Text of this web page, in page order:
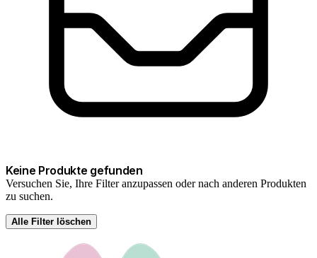
Keine Produkte gefunden
Versuchen Sie, Ihre Filter anzupassen oder nach anderen Produkten
zu suchen.
Alle Filter löschen